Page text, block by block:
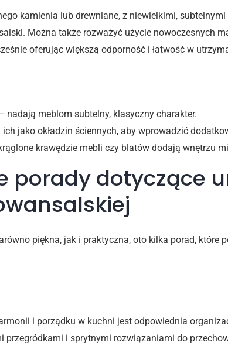
kamienia lub drewniane, z niewielkimi,
Można także rozważyć użycie nowoczesnych
oferując większą odporność i łatwość w
nadają meblom subtelny, klasyczny charakter.
jako okładzin ściennych, aby wprowadzić
krawędzie mebli czy blatów dodają wnętrzu
porady dotyczące
piękna, jak i praktyczna, oto kilka porad, które
i porządku w kuchni jest odpowiednia
przegródkami i sprytnymi rozwiązaniami do